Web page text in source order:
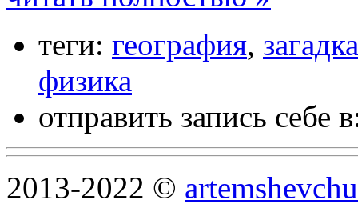
теги: география, загадка
физика
отправить запись себе
2013-2022 ©